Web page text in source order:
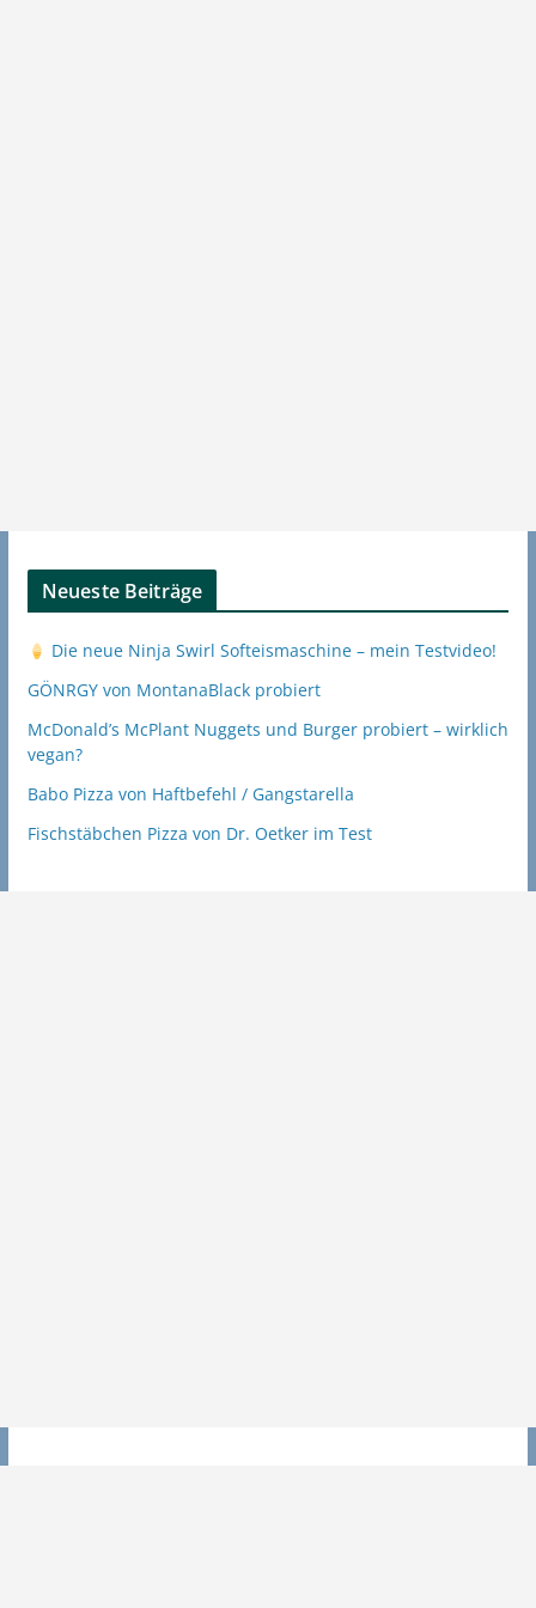
Neueste Beiträge
Die neue Ninja Swirl Softeismaschine – mein Testvideo!
GÖNRGY von MontanaBlack probiert
McDonald’s McPlant Nuggets und Burger probiert – wirklich
vegan?
Babo Pizza von Haftbefehl / Gangstarella
Fischstäbchen Pizza von Dr. Oetker im Test